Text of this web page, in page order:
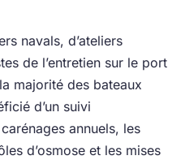
navals, d’ateliers
de l’entretien sur le port
majorité des bateaux
d’un suivi
annuels, les
d’osmose et les mises